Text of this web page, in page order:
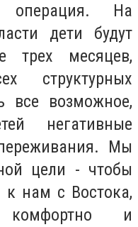
операция. На
дети будут
трех месяцев,
структурных
все возможное,
негативные
Мы
цели - чтобы
нам с Востока,
комфортно и